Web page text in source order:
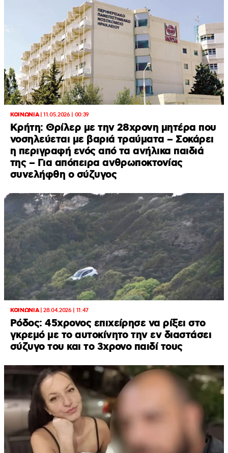
ΚΟΙΝΩΝΙΑ|11.05.2026 | 00:39
Κρήτη: Θρίλερ με την 28χρονη μητέρα που
νοσηλεύεται με βαριά τραύματα – Σοκάρει
η περιγραφή ενός από τα ανήλικα παιδιά
της – Για απόπειρα ανθρωποκτονίας
συνελήφθη ο σύζυγος
ΚΟΙΝΩΝΙΑ|28.04.2026 | 11:47
Ρόδος: 45χρονος επιχείρησε να ρίξει στο
γκρεμό με το αυτοκίνητο την εν διαστάσει
σύζυγο του και το 3χρονο παιδί τους